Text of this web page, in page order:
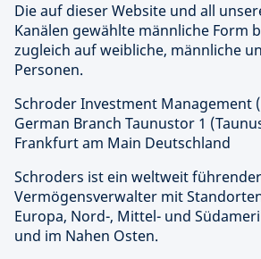
Die auf dieser Website und all
Kanälen gewählte männliche Form
zugleich auf weibliche, männliche
Personen.
Schroder Investment Management
German Branch Taunustor 1
Frankfurt am Main Deutschland
Schroders ist ein weltweit führender
Vermögensverwalter mit
Europa, Nord-, Mittel- und
und im Nahen Osten.